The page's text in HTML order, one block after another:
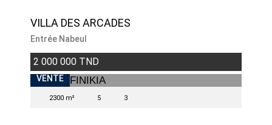
VILLA DES ARCADES
Entrée Nabeul
2 000 000 TND
VENTE
2300 m² 5 3